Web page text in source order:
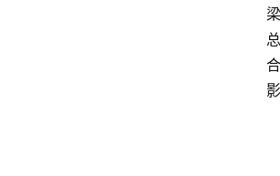
梁
总
合
影